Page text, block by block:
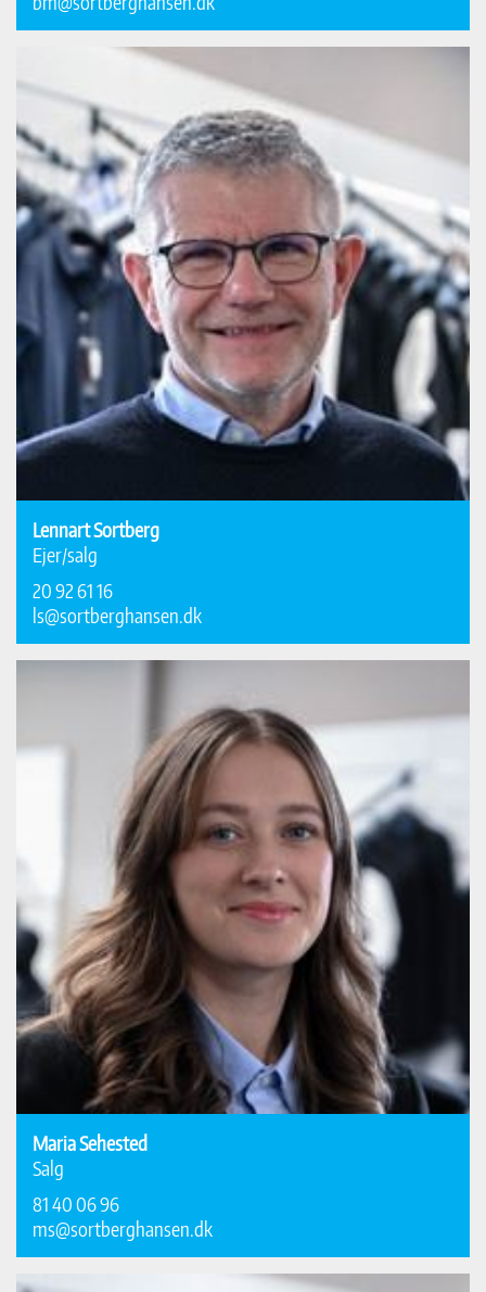
Lennart Sortberg
Ejer/salg
20 92 61 16
ls@sortberghansen.dk
Maria Sehested
Salg
81 40 06 96
ms@sortberghansen.dk